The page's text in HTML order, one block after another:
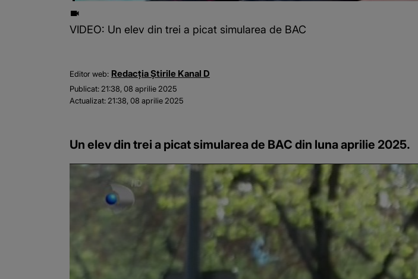
VIDEO: Un elev din trei a picat simularea de BAC
Editor web: Redacția Știrile Kanal D
Publicat:21:38, 08 aprilie 2025
Actualizat:21:38, 08 aprilie 2025
Un elev din trei a picat simularea de BAC din luna aprilie 2025.